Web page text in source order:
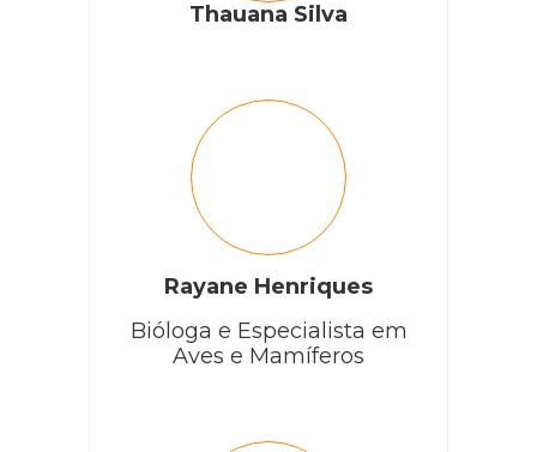
Thauana Silva
Rayane Henriques
Bióloga e Especialista em
Aves e Mamíferos